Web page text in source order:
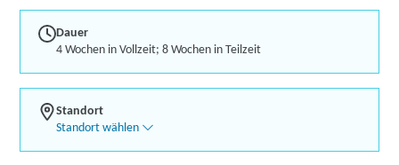
Dauer
4 Wochen in Vollzeit; 8 Wochen in Teilzeit
Standort
Standort wählen